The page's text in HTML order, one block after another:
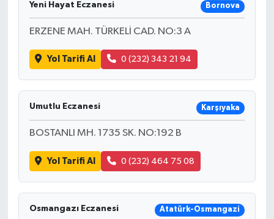
Yeni Hayat Eczanesi Bornova
ERZENE MAH. TÜRKELİ CAD. NO:3 A
Yol Tarifi Al 0 (232) 343 21 94
Umutlu Eczanesi Karşıyaka
BOSTANLI MH. 1735 SK. NO:192 B
Yol Tarifi Al 0 (232) 464 75 08
Osmangazı Eczanesi Atatürk-Osmangazi
MEDYA
OTOMOTİV
TEKNOLOJİ
YAŞAM